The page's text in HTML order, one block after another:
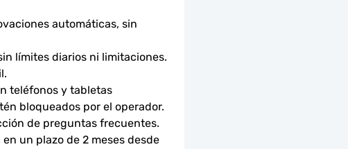
automáticas, sin
límites diarios ni limitaciones.
teléfonos y tabletas
bloqueados por el operador.
de preguntas frecuentes.
un plazo de 2 meses desde